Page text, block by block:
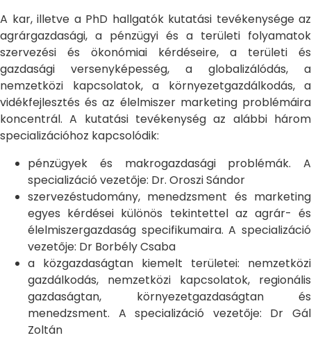
A kar, illetve a PhD hallgatók kutatási tevékenysége az
agrárgazdasági, a pénzügyi és a területi folyamatok
szervezési és ökonómiai kérdéseire, a területi és
gazdasági versenyképesség, a globalizálódás, a
nemzetközi kapcsolatok, a környezetgazdálkodás, a
vidékfejlesztés és az élelmiszer marketing problémáira
koncentrál. A kutatási tevékenység az alábbi három
specializációhoz kapcsolódik:
pénzügyek és makrogazdasági problémák. A
specializáció vezetője: Dr. Oroszi Sándor
szervezéstudomány, menedzsment és marketing
egyes kérdései különös tekintettel az agrár- és
élelmiszergazdaság specifikumaira. A specializáció
vezetője: Dr Borbély Csaba
a közgazdaságtan kiemelt területei: nemzetközi
gazdálkodás, nemzetközi kapcsolatok, regionális
gazdaságtan, környezetgazdaságtan és
menedzsment. A specializáció vezetője: Dr Gál
Zoltán